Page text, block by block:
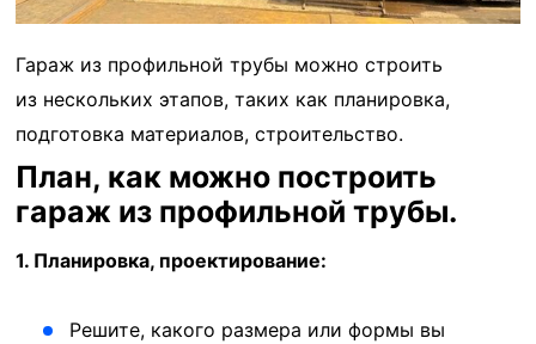
Гараж из профильной трубы можно строить
из нескольких этапов, таких как планировка,
подготовка материалов, строительство.
План, как можно построить
гараж из профильной трубы.
1. Планировка, проектирование:
Решите, какого размера или формы вы